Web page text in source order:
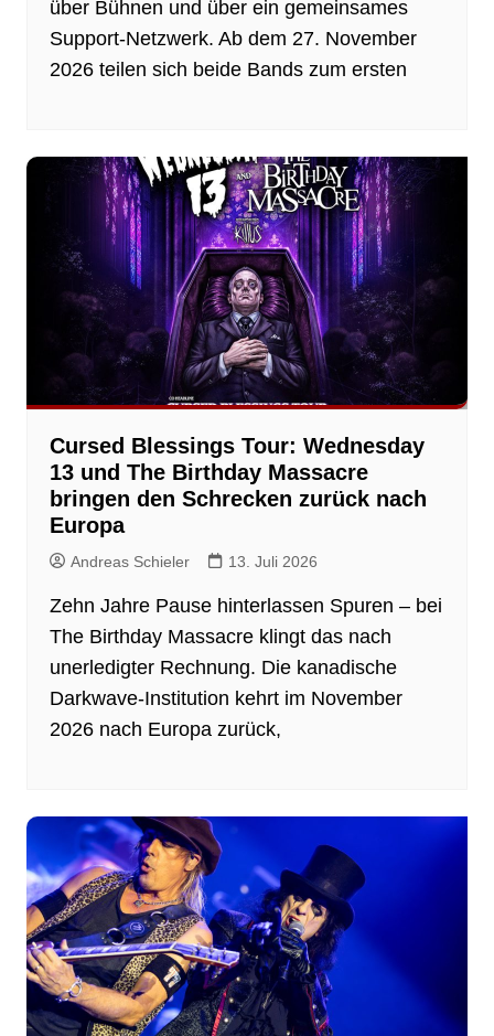
über Bühnen und über ein gemeinsames
Support-Netzwerk. Ab dem 27. November
2026 teilen sich beide Bands zum ersten
Cursed Blessings Tour: Wednesday
13 und The Birthday Massacre
bringen den Schrecken zurück nach
Europa
Andreas Schieler 13. Juli 2026
Zehn Jahre Pause hinterlassen Spuren – bei
The Birthday Massacre klingt das nach
unerledigter Rechnung. Die kanadische
Darkwave-Institution kehrt im November
2026 nach Europa zurück,